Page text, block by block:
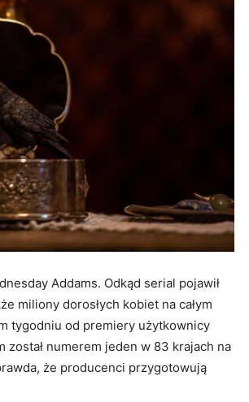
Addams. Odkąd serial pojawił
miliony dorosłych kobiet na całym
tygodniu od premiery użytkownicy
numerem jeden w 83 krajach na
że producenci przygotowują